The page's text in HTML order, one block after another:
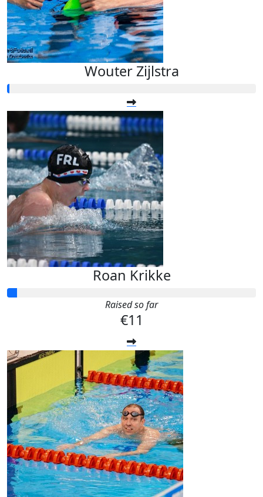
Wouter Zijlstra
Roan Krikke
Raised so far
€11